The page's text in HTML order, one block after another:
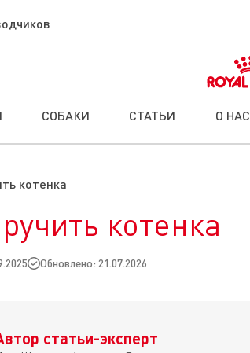
СОБАКИ СТАТЬИ О НАС
котенка
котенка
Обновлено: 21.07.2026
статьи-эксперт